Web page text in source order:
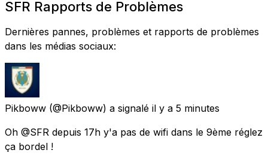
SFR Rapports de Problèmes
Dernières pannes, problèmes et rapports de problèmes
dans les médias sociaux:
Pikboww (@Pikboww) a signalé il y a 5 minutes
Oh @SFR depuis 17h y'a pas de wifi dans le 9ème réglez
ça bordel !